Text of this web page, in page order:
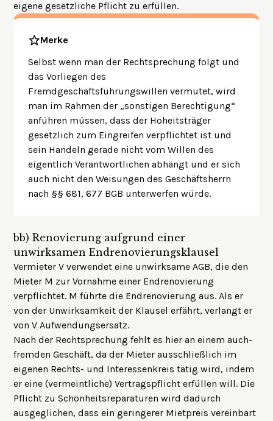
eigene gesetzliche Pflicht zu erfüllen.
Merke
Selbst wenn man der Rechtsprechung folgt und
das Vorliegen des
Fremdgeschäftsführungswillen vermutet, wird
man im Rahmen der „sonstigen Berechtigung“
anführen müssen, dass der Hoheitsträger
gesetzlich zum Eingreifen verpflichtet ist und
sein Handeln gerade nicht vom Willen des
eigentlich Verantwortlichen abhängt und er sich
auch nicht den Weisungen des Geschäftsherrn
nach §§ 681, 677 BGB unterwerfen würde.
bb) Renovierung aufgrund einer
unwirksamen Endrenovierungsklausel
Vermieter V verwendet eine unwirksame AGB, die den
Mieter M zur Vornahme einer Endrenovierung
verpflichtet. M führte die Endrenovierung aus. Als er
von der Unwirksamkeit der Klausel erfährt, verlangt er
von V Aufwendungsersatz.
Nach der Rechtsprechung fehlt es hier an einem auch-
fremden Geschäft, da der Mieter ausschließlich im
eigenen Rechts- und Interessenkreis tätig wird, indem
er eine (vermeintliche) Vertragspflicht erfüllen will. Die
Pflicht zu Schönheitsreparaturen wird dadurch
ausgeglichen, dass ein geringerer Mietpreis vereinbart